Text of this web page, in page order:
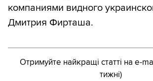
компаниями видного
Дмитрия Фирташа.
Отримуйте найкращі статті на e-
тижні)